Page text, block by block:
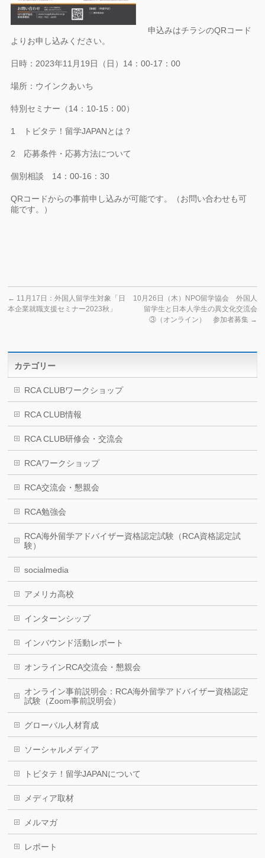
申込みはチラシのQRコード
よりお申し込みください。
日時：2023年11月19日（日）14：00-17：00
場所：ウインクあいち
特別セミナー（14：10-15：00）
1 トビタテ！留学JAPANとは？
2 応募条件・応募方法について
個別相談 14：00-16：30
QRコードからの事前申し込みが可能です。（お問い合わせも可
能です。）
← 11月17日：外国人留学生対象「日
本企業就職支援セミナー2023秋」
10月26日（木）NPO留学協会 外国人
留学生と日本人学生の異文化交流会
③（オンライン） 参加者募集 →
カテゴリー
RCA CLUBワークショップ
RCA CLUB情報
RCA CLUB研修会・交流会
RCAワークショップ
RCA交流会・懇親会
RCA勉強会
RCA海外留学アドバイザー資格認定試験（RCA資格認定試
験）
socialmedia
アメリカ高校
インターンシップ
インバウンド活動レポート
オンラインRCA交流会・懇親会
オンライン事前説明会：RCA海外留学アドバイザー資格認定
試験（Zoom事前説明会）
グローバル人材育成
ソーシャルメディア
トビタテ！留学JAPANについて
メディア取材
メルマガ
レポート